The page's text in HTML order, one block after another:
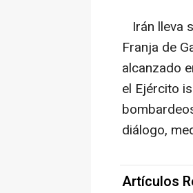
Irán lleva
Franja de
alcanzado
el Ejército
diálogo,
Artículos